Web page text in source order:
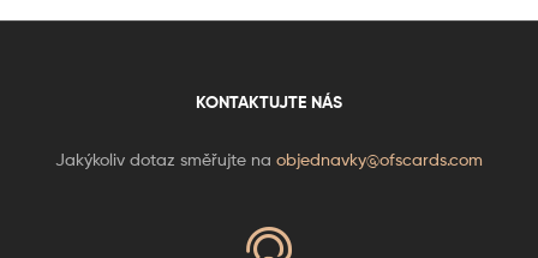
KONTAKTUJTE NÁS
Jakýkoliv dotaz směřujte na objednavky@ofscards.com